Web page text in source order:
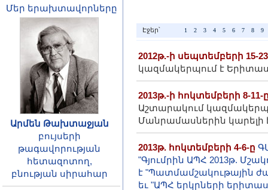
Մեր երախտավորները
Արմեն Թախտաջյան
բույսերի
թագավորության
հետազոտող,
բնության սիրահար
Էջեր՝ 1 2 3 4 5 6 7 8 9
2012թ.-ի սեպտեմբերի 15-
կազմակերպում է
2013թ.-ի հոկտեմբերի 8-11-
Աշտարակում
Մանրամասներին կարելի է
2013թ. հոկտեմբերի 4-6-ը
"Գյումրին ԱՊՀ 2013թ.
է "Պատմամշակութային
եւ "ԱՊՀ երկրների